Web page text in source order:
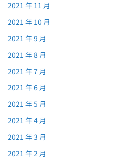
2021 年 11 月
2021 年 10 月
2021 年 9 月
2021 年 8 月
2021 年 7 月
2021 年 6 月
2021 年 5 月
2021 年 4 月
2021 年 3 月
2021 年 2 月